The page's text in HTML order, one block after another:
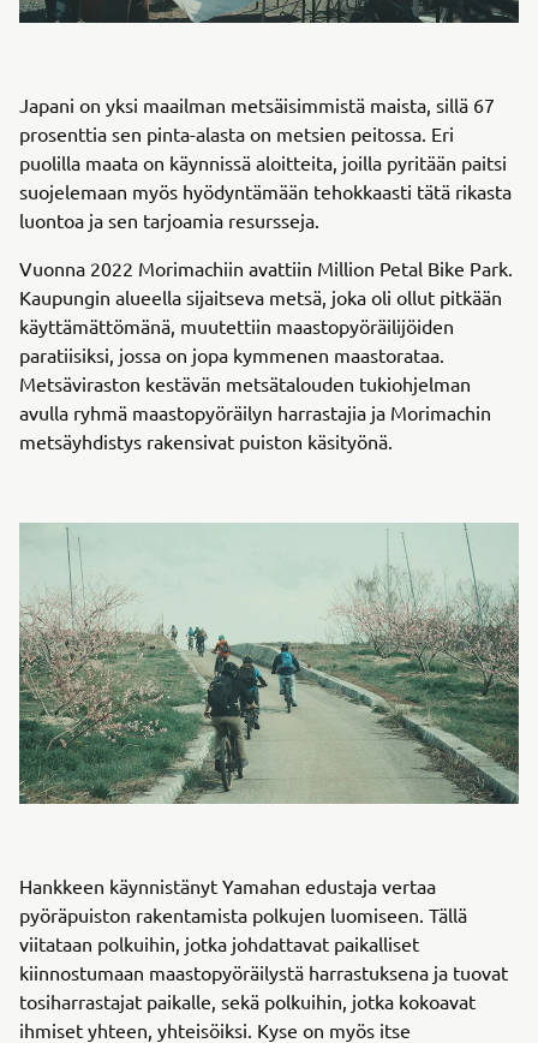
Japani on yksi maailman metsäisimmistä maista, sillä 67
prosenttia sen pinta-alasta on metsien peitossa. Eri
puolilla maata on käynnissä aloitteita, joilla pyritään paitsi
suojelemaan myös hyödyntämään tehokkaasti tätä rikasta
luontoa ja sen tarjoamia resursseja.
Vuonna 2022 Morimachiin avattiin Million Petal Bike Park.
Kaupungin alueella sijaitseva metsä, joka oli ollut pitkään
käyttämättömänä, muutettiin maastopyöräilijöiden
paratiisiksi, jossa on jopa kymmenen maastorataa.
Metsäviraston kestävän metsätalouden tukiohjelman
avulla ryhmä maastopyöräilyn harrastajia ja Morimachin
metsäyhdistys rakensivat puiston käsityönä.
Hankkeen käynnistänyt Yamahan edustaja vertaa
pyöräpuiston rakentamista polkujen luomiseen. Tällä
viitataan polkuihin, jotka johdattavat paikalliset
kiinnostumaan maastopyöräilystä harrastuksena ja tuovat
tosiharrastajat paikalle, sekä polkuihin, jotka kokoavat
ihmiset yhteen, yhteisöiksi. Kyse on myös itse